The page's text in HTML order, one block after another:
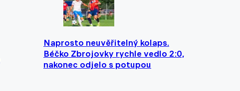
Naprosto neuvěřitelný kolaps.
Béčko Zbrojovky rychle vedlo 2:0,
nakonec odjelo s potupou